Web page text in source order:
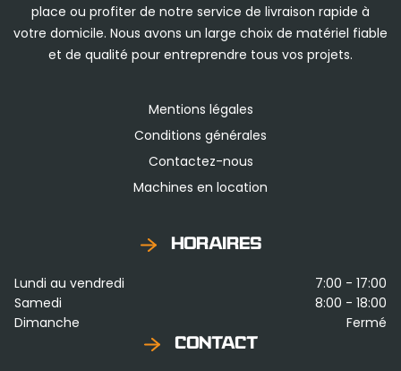
place ou profiter de notre service de livraison rapide à
votre domicile. Nous avons un large choix de matériel fiable
et de qualité pour entreprendre tous vos projets.
Mentions légales
Conditions générales
Contactez-nous
Machines en location
HORAIRES
Lundi au vendredi
7:00 - 17:00
Samedi
8:00 - 18:00
Dimanche
Fermé
CONTACT